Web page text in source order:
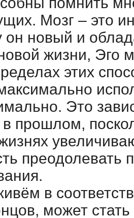
Мозг – это
он новый и
жизни, Эго
этих
Это
в прошлом,
преодолевать
в
может